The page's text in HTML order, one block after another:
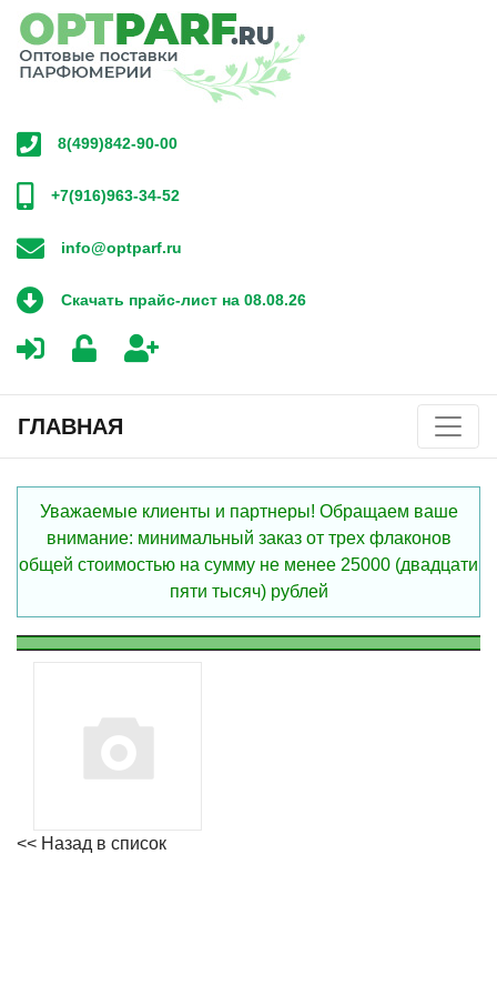
8(499)842-90-00
+7(916)963-34-52
info@optparf.ru
Скачать прайс-лист на 08.08.26
ГЛАВНАЯ
Уважаемые клиенты и партнеры! Обращаем ваше
внимание: минимальный заказ от трех флаконов
общей стоимостью на сумму не менее 25000 (двадцати
пяти тысяч) рублей
<< Назад в список